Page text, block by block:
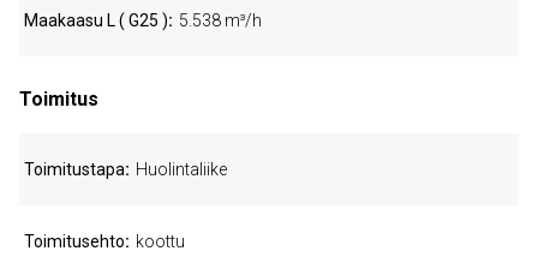
Maakaasu L ( G25 ) 5.538 m³/h
Toimitus
Toimitustapa Huolintaliike
Toimitusehto koottu